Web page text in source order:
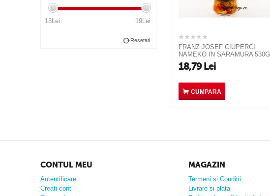
FRANZ JOSEF CIUPERCI
NAMEKO IN SARAMURA 530G
18,79Lei
CUMPARA
13Lei 19Lei
Resetati
CONTUL MEU
Autentificare
Creati cont
MAGAZIN
Termeni si Conditii
Livrare si plata